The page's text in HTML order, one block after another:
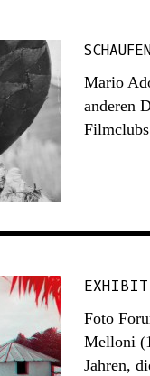
Mario
anderen
Foto
Melloni
Jahren,